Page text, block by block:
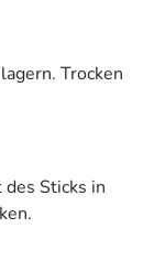
als pdf
Trocken
des Sticks in